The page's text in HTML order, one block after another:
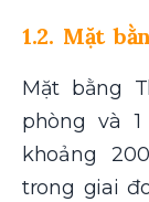
1.2. Mặt
Mặt bằng
phòng và
khoảng
trong giai